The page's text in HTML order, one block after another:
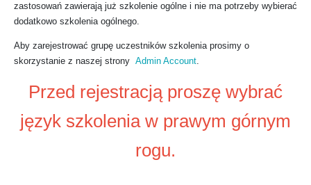
zastosowań zawierają już szkolenie ogólne i nie ma potrzeby wybierać
dodatkowo szkolenia ogólnego.
Aby zarejestrować grupę uczestników szkolenia prosimy o
skorzystanie z naszej strony Admin Account.
Przed rejestracją proszę wybrać
język szkolenia w prawym górnym
rogu.